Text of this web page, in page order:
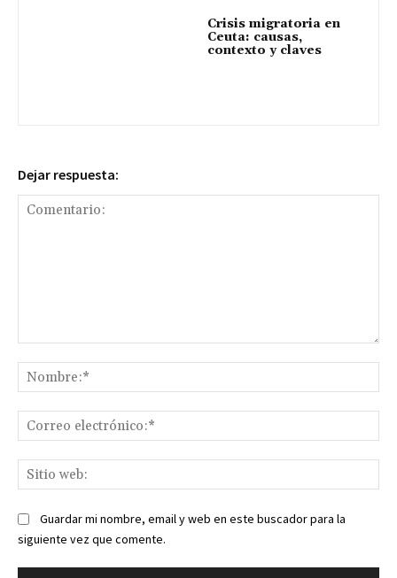
Crisis migratoria en
Ceuta: causas,
contexto y claves
Dejar respuesta:
Guardar mi nombre, email y web en este buscador para la
siguiente vez que comente.